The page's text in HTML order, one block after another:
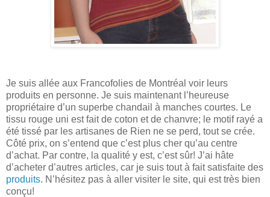
Je suis allée aux Francofolies de Montréal voir leurs
produits en personne. Je suis maintenant l’heureuse
propriétaire d’un superbe chandail à manches courtes. Le
tissu rouge uni est fait de coton et de chanvre; le motif rayé a
été tissé par les artisanes de Rien ne se perd, tout se crée.
Côté prix, on s’entend que c’est plus cher qu’au centre
d’achat. Par contre, la qualité y est, c’est sûr! J’ai hâte
d’acheter d’autres articles, car je suis tout à fait satisfaite des
produits. N’hésitez pas à aller visiter le site, qui est très bien
conçu!